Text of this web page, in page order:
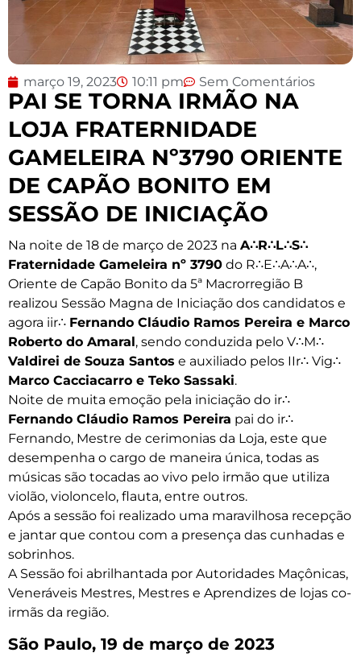
março 19, 2023 10:11 pm Sem Comentários
PAI SE TORNA IRMÃO NA
LOJA FRATERNIDADE
GAMELEIRA Nº3790 ORIENTE
DE CAPÃO BONITO EM
SESSÃO DE INICIAÇÃO
Na noite de 18 de março de 2023 na A∴R∴L∴S∴
Fraternidade Gameleira nº 3790 do R∴E∴A∴A∴,
Oriente de Capão Bonito da 5ª Macrorregião B
realizou Sessão Magna de Iniciação dos candidatos e
agora iir∴ Fernando Cláudio Ramos Pereira e Marco
Roberto do Amaral, sendo conduzida pelo V∴M∴
Valdirei de Souza Santos e auxiliado pelos IIr∴ Vig∴
Marco Cacciacarro e Teko Sassaki.
Noite de muita emoção pela iniciação do ir∴
Fernando Cláudio Ramos Pereira pai do ir∴
Fernando, Mestre de cerimonias da Loja, este que
desempenha o cargo de maneira única, todas as
músicas são tocadas ao vivo pelo irmão que utiliza
violão, violoncelo, flauta, entre outros.
Após a sessão foi realizado uma maravilhosa recepção
e jantar que contou com a presença das cunhadas e
sobrinhos.
A Sessão foi abrilhantada por Autoridades Maçônicas,
Veneráveis Mestres, Mestres e Aprendizes de lojas co-
irmãs da região.
São Paulo, 19 de março de 2023